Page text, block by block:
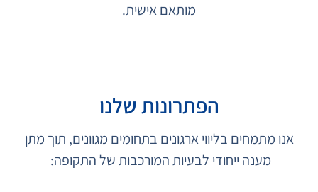
מותאם אישית.
הפתרונות שלנו
אנו מתמחים בליווי ארגונים בתחומים מגוונים, תוך מתן
מענה ייחודי לבעיות המורכבות של התקופה: